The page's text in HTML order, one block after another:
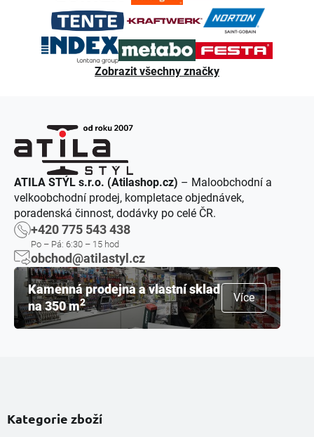
Zobrazit všechny značky
ATILA STÝL s.r.o. (Atilashop.cz) – Maloobchodní a
velkoobchodní prodej, kompletace objednávek,
poradenská činnost, dodávky po celé ČR.
+420 775 543 438
Po – Pá: 6:30 – 15 hod
obchod@atilastyl.cz
Kamenná prodejna a vlastní sklad
na 350 m2 Více
Kategorie zboží